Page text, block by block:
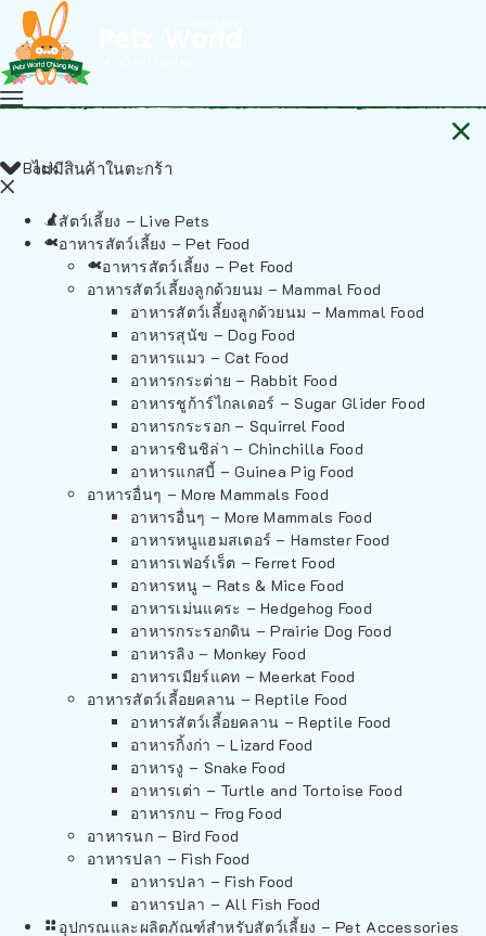
ไม่มีสินค้าในตะกร้า
Back
สัตว์เลี้ยง – Live Pets
อาหารสัตว์เลี้ยง – Pet Food
อาหารสัตว์เลี้ยง – Pet Food
อาหารสัตว์เลี้ยงลูกด้วยนม – Mammal Food
อาหารสัตว์เลี้ยงลูกด้วยนม – Mammal Food
อาหารสุนัข – Dog Food
อาหารแมว – Cat Food
อาหารกระต่าย – Rabbit Food
อาหารชูก้าร์ไกลเดอร์ – Sugar Glider Food
อาหารกระรอก – Squirrel Food
อาหารชินชิล่า – Chinchilla Food
อาหารแกสบี้ – Guinea Pig Food
อาหารอื่นๆ – More Mammals Food
อาหารอื่นๆ – More Mammals Food
อาหารหนูแฮมสเตอร์ – Hamster Food
อาหารเฟอร์เร็ต – Ferret Food
อาหารหนู – Rats & Mice Food
อาหารเม่นแคระ – Hedgehog Food
อาหารกระรอกดิน – Prairie Dog Food
อาหารลิง – Monkey Food
อาหารเมียร์แคท – Meerkat Food
อาหารสัตว์เลี้อยคลาน – Reptile Food
อาหารสัตว์เลี้อยคลาน – Reptile Food
อาหารกิ้งก่า – Lizard Food
อาหารงู – Snake Food
อาหารเต่า – Turtle and Tortoise Food
อาหารกบ – Frog Food
อาหารนก – Bird Food
อาหารปลา – Fish Food
อาหารปลา – Fish Food
อาหารปลา – All Fish Food
อุปกรณและผลิตภัณฑ์สำหรับสัตว์เลี้ยง – Pet Accessories